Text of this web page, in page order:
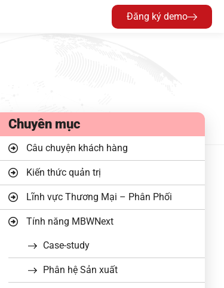
Đăng ký demo
Chuyên mục
Câu chuyện khách hàng
Kiến thức quản trị
Lĩnh vực Thương Mại – Phân Phối
Tính năng MBWNext
Case-study
Phân hệ Sản xuất